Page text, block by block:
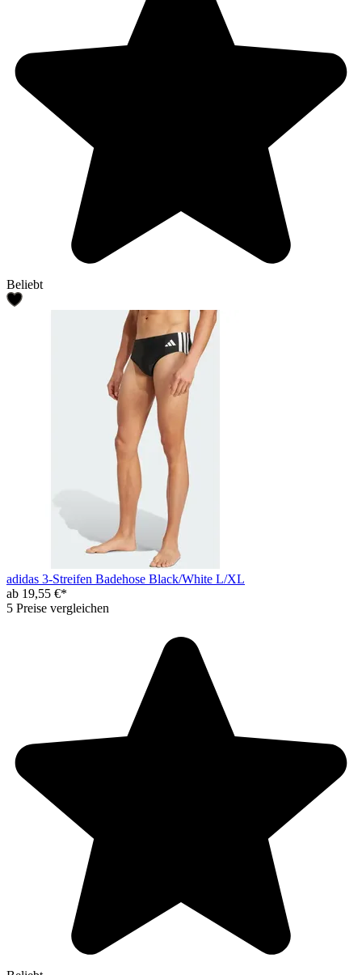
Beliebt
adidas 3-Streifen Badehose Black/White L/XL
ab 19,55 €*
5 Preise vergleichen